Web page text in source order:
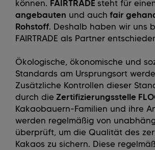
können. FAIRTRADE steht für
angebauten und auch fair
Rohstoff. Deshalb haben wir uns
FAIRTRADE als Partner
Ökologische, ökonomische und
Standards am Ursprungsort
Zusätzliche Kontrollen dieser
durch die Zertifizierungsstelle
Kakaobauern-Familien und ihre
werden regelmäßig von
überprüft, um die Qualität des
Kakaos zu sichern. Diese